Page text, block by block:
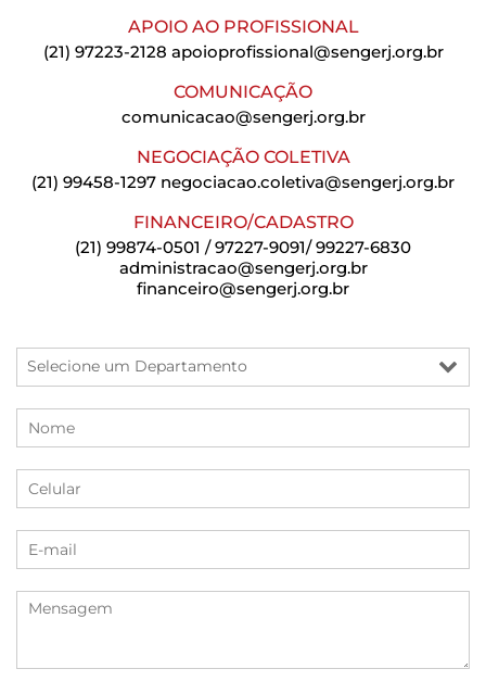
APOIO AO PROFISSIONAL
(21) 97223-2128 apoioprofissional@sengerj.org.br
COMUNICAÇÃO
comunicacao@sengerj.org.br
NEGOCIAÇÃO COLETIVA
(21) 99458-1297 negociacao.coletiva@sengerj.org.br
FINANCEIRO/CADASTRO
(21) 99874-0501 / 97227-9091/ 99227-6830
administracao@sengerj.org.br
financeiro@sengerj.org.br